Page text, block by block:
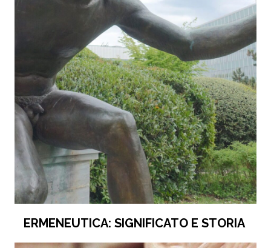
ERMENEUTICA: SIGNIFICATO E STORIA